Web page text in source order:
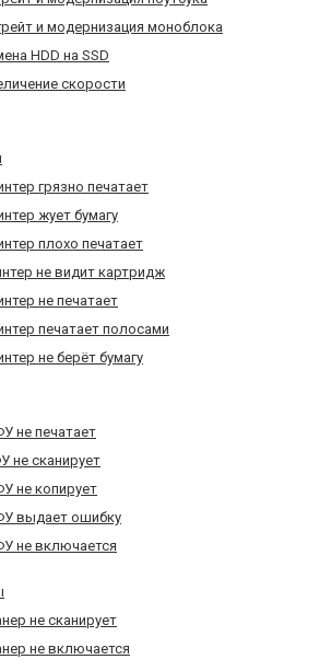
и модернизация моноблока
HDD на SSD
скорости
грязно печатает
жует бумагу
плохо печатает
не видит картридж
не печатает
печатает полосами
не берёт бумагу
не печатает
не сканирует
не копирует
выдает ошибку
не включается
не сканирует
не включается